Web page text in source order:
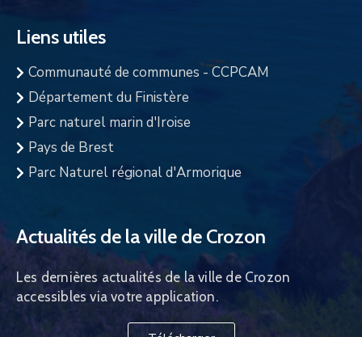
Liens utiles
Communauté de communes - CCPCAM
Département du Finistère
Parc naturel marin d'Iroise
Pays de Brest
Parc Naturel régional d'Armorique
Actualités de la ville de Crozon
Les dernières actualités de la ville de Crozon
accessibles via votre application.